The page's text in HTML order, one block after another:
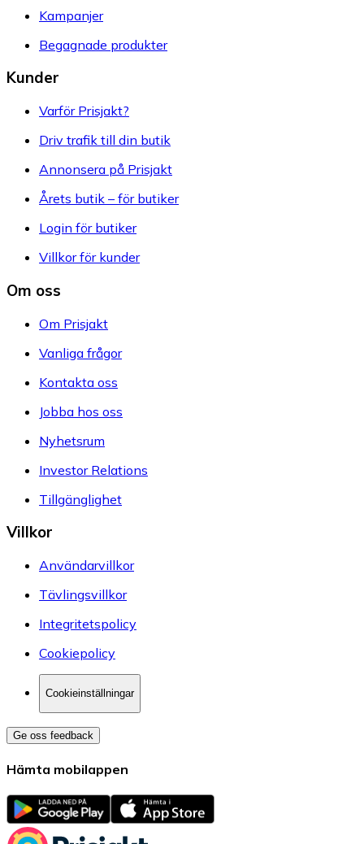
Kampanjer
Begagnade produkter
Kunder
Varför Prisjakt?
Driv trafik till din butik
Annonsera på Prisjakt
Årets butik – för butiker
Login för butiker
Villkor för kunder
Om oss
Om Prisjakt
Vanliga frågor
Kontakta oss
Jobba hos oss
Nyhetsrum
Investor Relations
Tillgänglighet
Villkor
Användarvillkor
Tävlingsvillkor
Integritetspolicy
Cookiepolicy
Cookieinställningar
Ge oss feedback
Hämta mobilappen